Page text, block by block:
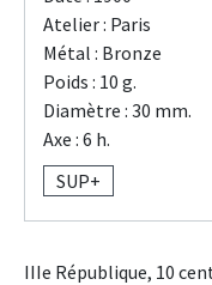
Atelier : Paris
Métal : Bronze
Poids : 10 g.
Diamètre : 30 mm.
Axe : 6 h.
SUP+
IIIe République, 10